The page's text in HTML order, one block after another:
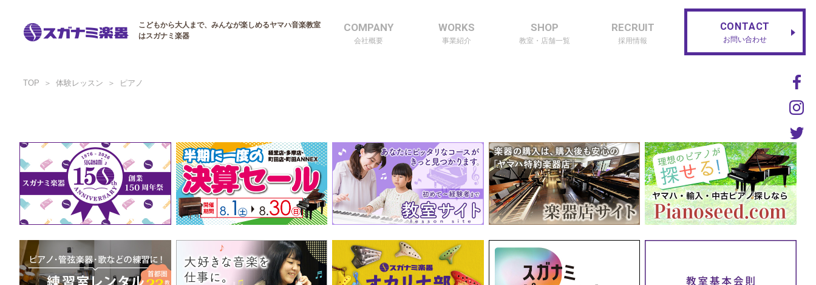
こどもから大人まで、みんなが楽しめるヤマハ音楽教室
はスガナミ楽器
COMPANY
会社概要
WORKS
事業紹介
SHOP
教室・店舗一覧
RECRUIT
採用情報
CONTACT
お問い合わせ
TOP 体験レッスン ピアノ